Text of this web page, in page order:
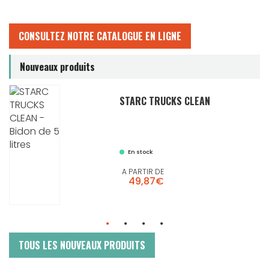
CONSULTEZ NOTRE CATALOGUE EN LIGNE
Nouveaux produits
STARC TRUCKS CLEAN
En stock
A PARTIR DE
49,87€
TOUS LES NOUVEAUX PRODUITS